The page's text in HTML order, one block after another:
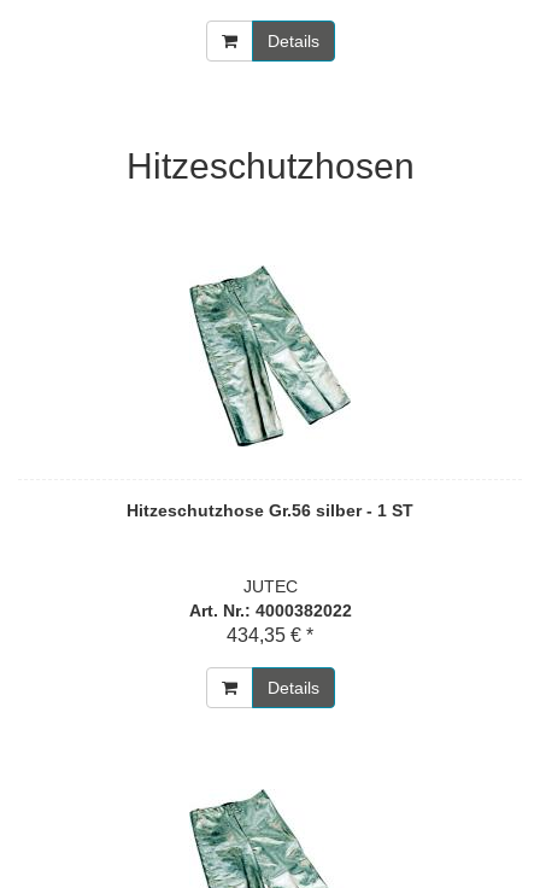
Details
Hitzeschutzhosen
Hitzeschutzhose Gr.56 silber - 1 ST
JUTEC
Art. Nr.: 4000382022
434,35 € *
Details